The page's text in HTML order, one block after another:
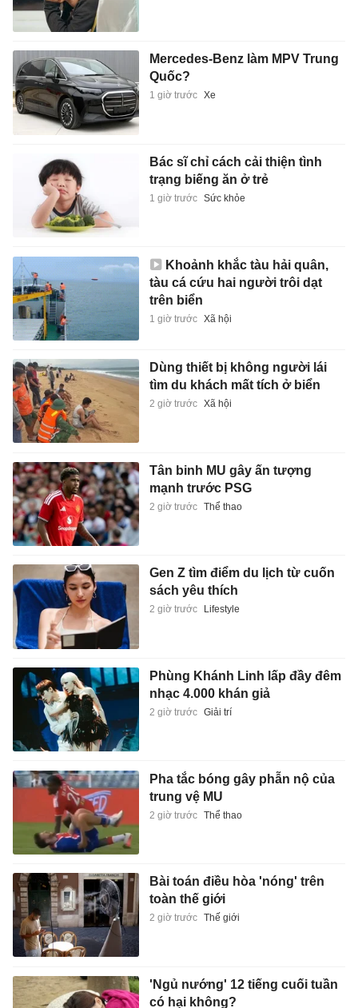
Mercedes-Benz làm MPV Trung
Quốc?
1 giờ trước Xe
Bác sĩ chỉ cách cải thiện tình
trạng biếng ăn ở trẻ
1 giờ trước Sức khỏe
Khoảnh khắc tàu hải quân,
tàu cá cứu hai người trôi dạt
trên biển
1 giờ trước Xã hội
Dùng thiết bị không người lái
tìm du khách mất tích ở biển
2 giờ trước Xã hội
Tân binh MU gây ấn tượng
mạnh trước PSG
2 giờ trước Thể thao
Gen Z tìm điểm du lịch từ cuốn
sách yêu thích
2 giờ trước Lifestyle
Phùng Khánh Linh lấp đầy đêm
nhạc 4.000 khán giả
2 giờ trước Giải trí
Pha tắc bóng gây phẫn nộ của
trung vệ MU
2 giờ trước Thể thao
Bài toán điều hòa 'nóng' trên
toàn thế giới
2 giờ trước Thế giới
'Ngủ nướng' 12 tiếng cuối tuần
có hại không?